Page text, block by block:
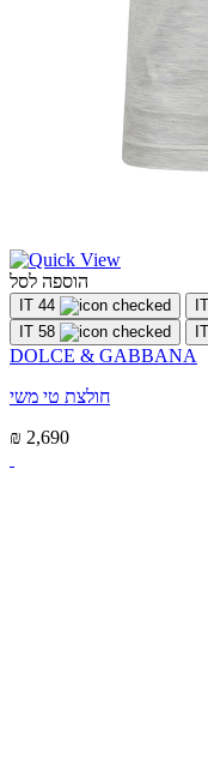
הוספה לסל
IT 44
IT 58
DOLCE & GABBANA
חולצת טי משי
₪ 2,690